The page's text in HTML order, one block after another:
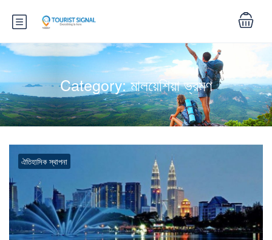
Category:মালয়েশিয়া ভ্রমণ
ঐতিহাসিক স্থাপনা